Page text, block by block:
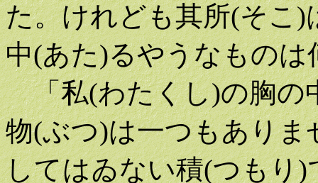
た。けれども其所(そこ
中(あた)るやうなもの
「私(わたくし)の胸の
物(ぶつ)は一つもあり
してはゐない積(つもり)